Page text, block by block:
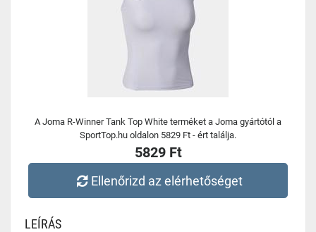
A Joma R-Winner Tank Top White terméket a Joma gyártótól a
SportTop.hu oldalon 5829 Ft - ért találja.
5829 Ft
Ellenőrizd az elérhetőséget
LEÍRÁS